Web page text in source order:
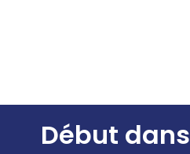
Début dans